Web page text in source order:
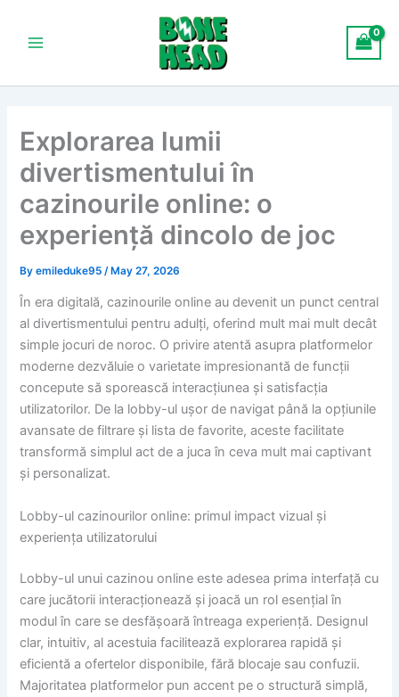
contentMenu
Explorarea lumii
divertismentului în
cazinourile online: o
experiență dincolo de joc
Byemileduke95/May 27, 2026
În era digitală, cazinourile online au devenit un punct central
al divertismentului pentru adulți, oferind mult mai mult decât
simple jocuri de noroc. O privire atentă asupra platformelor
moderne dezvăluie o varietate impresionantă de funcții
concepute să sporească interacțiunea și satisfacția
utilizatorilor. De la lobby-ul ușor de navigat până la opțiunile
avansate de filtrare și lista de favorite, aceste facilitate
transformă simplul act de a juca în ceva mult mai captivant
și personalizat.
Lobby-ul cazinourilor online: primul impact vizual și
experiența utilizatorului
Lobby-ul unui cazinou online este adesea prima interfață cu
care jucătorii interacționează și joacă un rol esențial în
modul în care se desfășoară întreaga experiență. Designul
clar, intuitiv, al acestuia facilitează explorarea rapidă și
eficientă a ofertelor disponibile, fără blocaje sau confuzii.
Majoritatea platformelor pun accent pe o structură simplă,